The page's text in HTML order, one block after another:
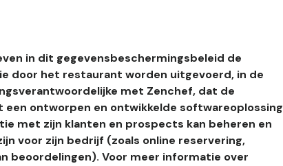
in dit gegevensbeschermingsbeleid de
door het restaurant worden uitgevoerd, in de
met Zenchef, dat de
ontworpen en ontwikkelde softwareoplossing
met zijn klanten en prospects kan beheren en
voor zijn bedrijf (zoals online reservering,
beoordelingen). Voor meer informatie over